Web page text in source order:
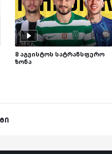
8 აგვისტოს სატრანსფერო
ზონა